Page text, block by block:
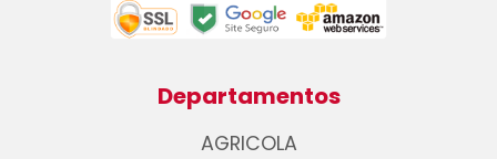
Departamentos
AGRICOLA